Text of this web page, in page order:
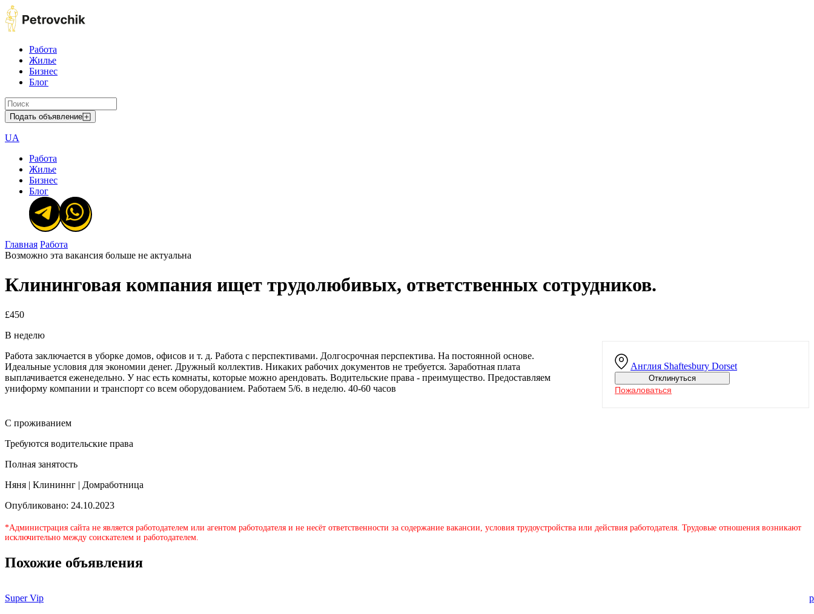
Работа
Жилье
Бизнес
Блог
Подать объявление
UA
Работа
Жилье
Бизнес
Блог
Главная Работа
Возможно эта вакансия больше не актуальна
Клининговая компания ищет трудолюбивых, ответственных сотрудников.
£450
В неделю
Англия Shaftesbury Dorset
Отклинуться
Пожаловаться
Работа заключается в уборке домов, офисов и т. д. Работа с перспективами. Долгосрочная перспектива. На постоянной основе.
Идеальные условия для экономии денег. Дружный коллектив. Никаких рабочих документов не требуется. Заработная плата
выплачивается еженедельно. У нас есть комнаты, которые можно арендовать. Водительские права - преимущество. Предоставляем
униформу компании и транспорт со всем оборудованием. Работаем 5/6. в неделю. 40-60 часов
С проживанием
Требуются водительские права
Полная занятость
Няня | Клининнг | Домработница
Опубликовано: 24.10.2023
*Администрация сайта не является работодателем или агентом работодателя и не несёт ответственности за содержание вакансии, условия трудоустройства или действия работодателя. Трудовые отношения возникают
исключительно между соискателем и работодателем.
Похожие объявления
Super Vip